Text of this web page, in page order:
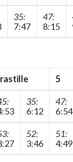
35:
7:47
47:
8:15
5
35:
6:12
47:
6:54
52:
3:46
51:
4:49